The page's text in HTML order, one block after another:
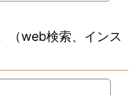
（web検索、インス